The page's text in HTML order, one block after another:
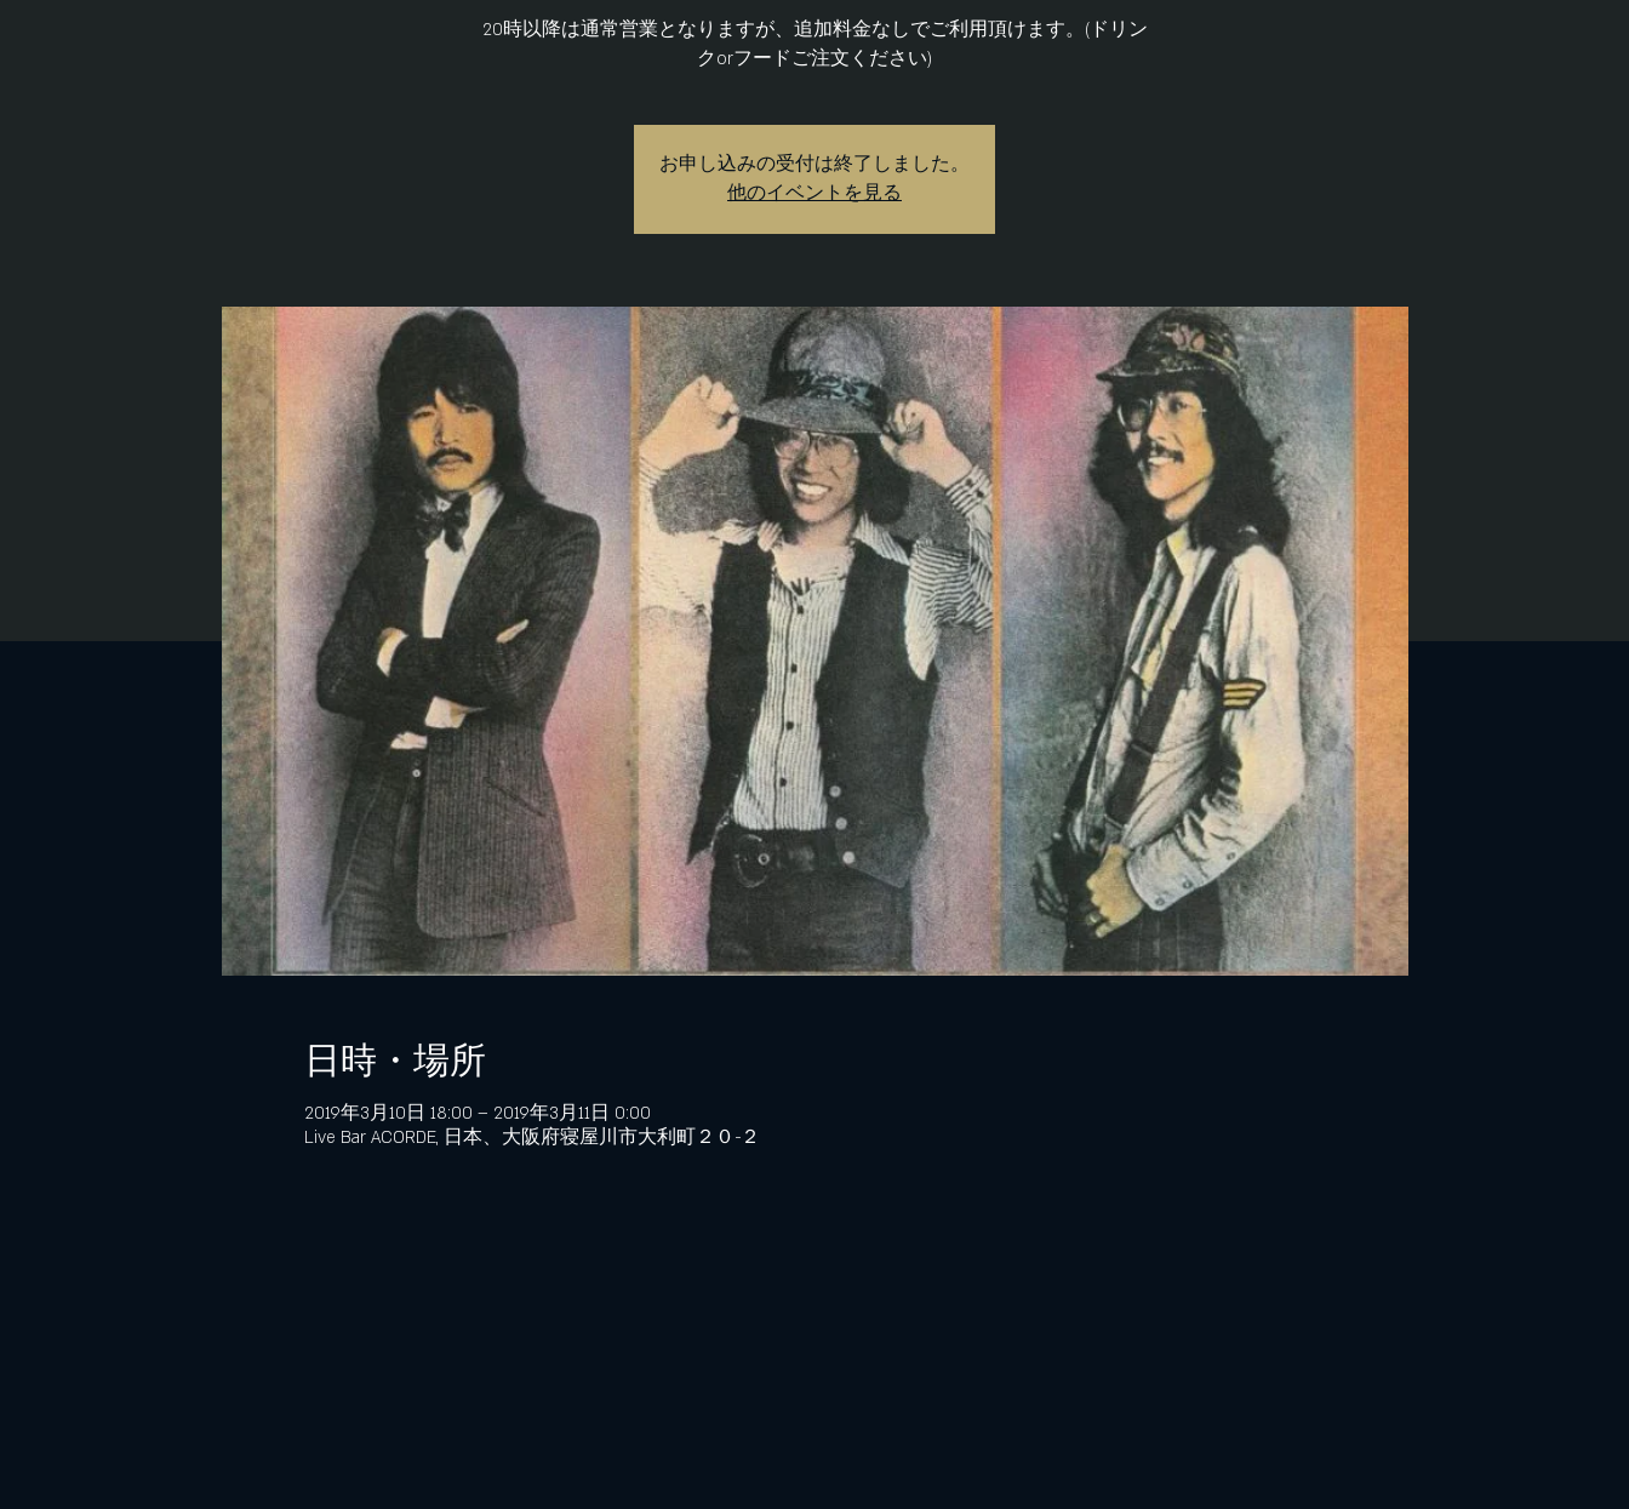
20時以降は通常営業となりますが、追加料金なしでご利用頂けます。(ドリン
クorフードご注文ください)
お申し込みの受付は終了しました。
他のイベントを見る
日時・場所
2019年3月10日 18:00 – 2019年3月11日 0:00
Live Bar ACORDE, 日本、大阪府寝屋川市大利町２０−２